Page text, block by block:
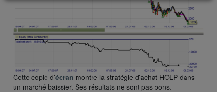
Cette copie d’écran montre la stratégie d’achat HOLP dans
un marché baissier. Ses résultats ne sont pas bons.